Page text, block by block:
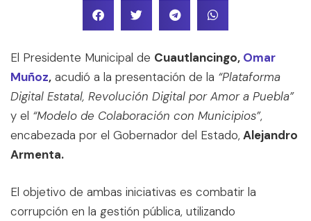
El Presidente Municipal de Cuautlancingo, Omar
Muñoz, acudió a la presentación de la “Plataforma
Digital Estatal, Revolución Digital por Amor a Puebla”
y el “Modelo de Colaboración con Municipios”,
encabezada por el Gobernador del Estado, Alejandro
Armenta.
El objetivo de ambas iniciativas es combatir la
corrupción en la gestión pública, utilizando